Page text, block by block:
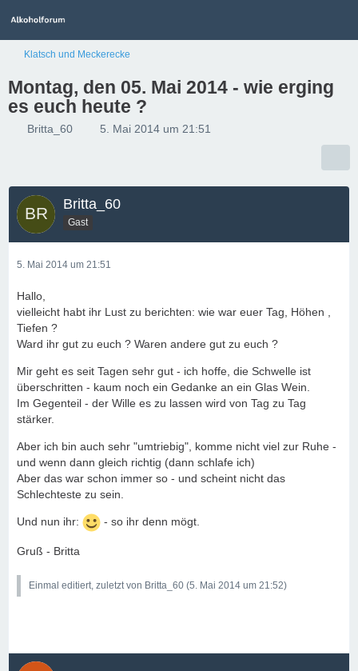
Klatsch und Meckerecke
Montag, den 05. Mai 2014 - wie erging
es euch heute ?
Britta_60 5. Mai 2014 um 21:51
Britta_60
Gast
5. Mai 2014 um 21:51
Hallo,
vielleicht habt ihr Lust zu berichten: wie war euer Tag, Höhen ,
Tiefen ?
Ward ihr gut zu euch ? Waren andere gut zu euch ?
Mir geht es seit Tagen sehr gut - ich hoffe, die Schwelle ist
überschritten - kaum noch ein Gedanke an ein Glas Wein.
Im Gegenteil - der Wille es zu lassen wird von Tag zu Tag
stärker.
Aber ich bin auch sehr "umtriebig", komme nicht viel zur Ruhe -
und wenn dann gleich richtig (dann schlafe ich)
Aber das war schon immer so - und scheint nicht das
Schlechteste zu sein.
Und nun ihr: - so ihr denn mögt.
Gruß - Britta
Einmal editiert, zuletzt von Britta_60 (5. Mai 2014 um 21:52)